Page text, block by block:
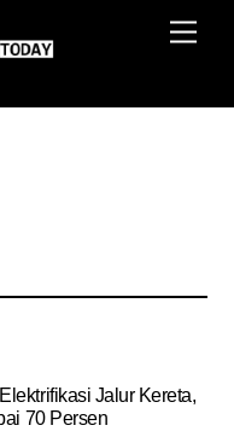
Jalur Kereta,
70 Persen